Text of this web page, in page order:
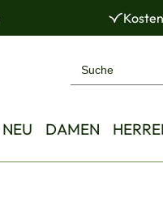
NEU DAMEN